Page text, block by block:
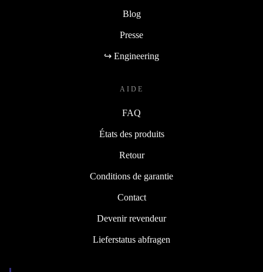
Blog
Presse
↪ Engineering
AIDE
FAQ
États des produits
Retour
Conditions de garantie
Contact
Devenir revendeur
Lieferstatus abfragen